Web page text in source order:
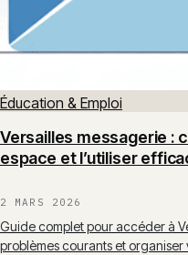
Éducation & Emploi
Versailles messagerie :
espace et l’utiliser
2 MARS 2026
Guide complet pour accéder à
problèmes courants et organiser